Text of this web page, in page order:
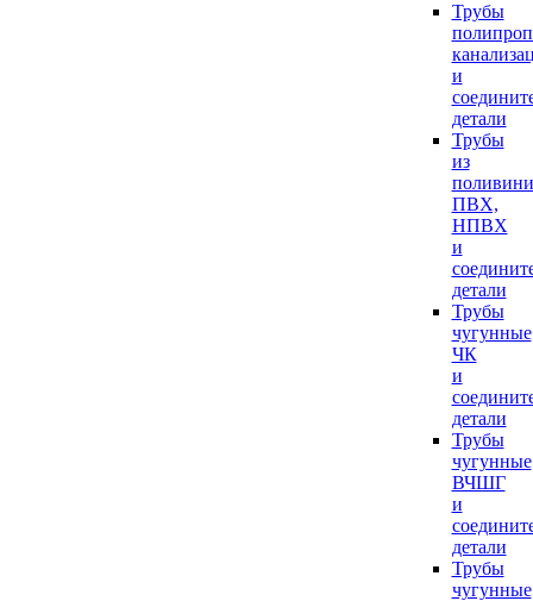
Трубы
и
детали
Трубы
из
ПВХ,
НПВХ
и
детали
Трубы
чугунные
ЧК
и
детали
Трубы
чугунные
ВЧШГ
и
детали
Трубы
чугунные